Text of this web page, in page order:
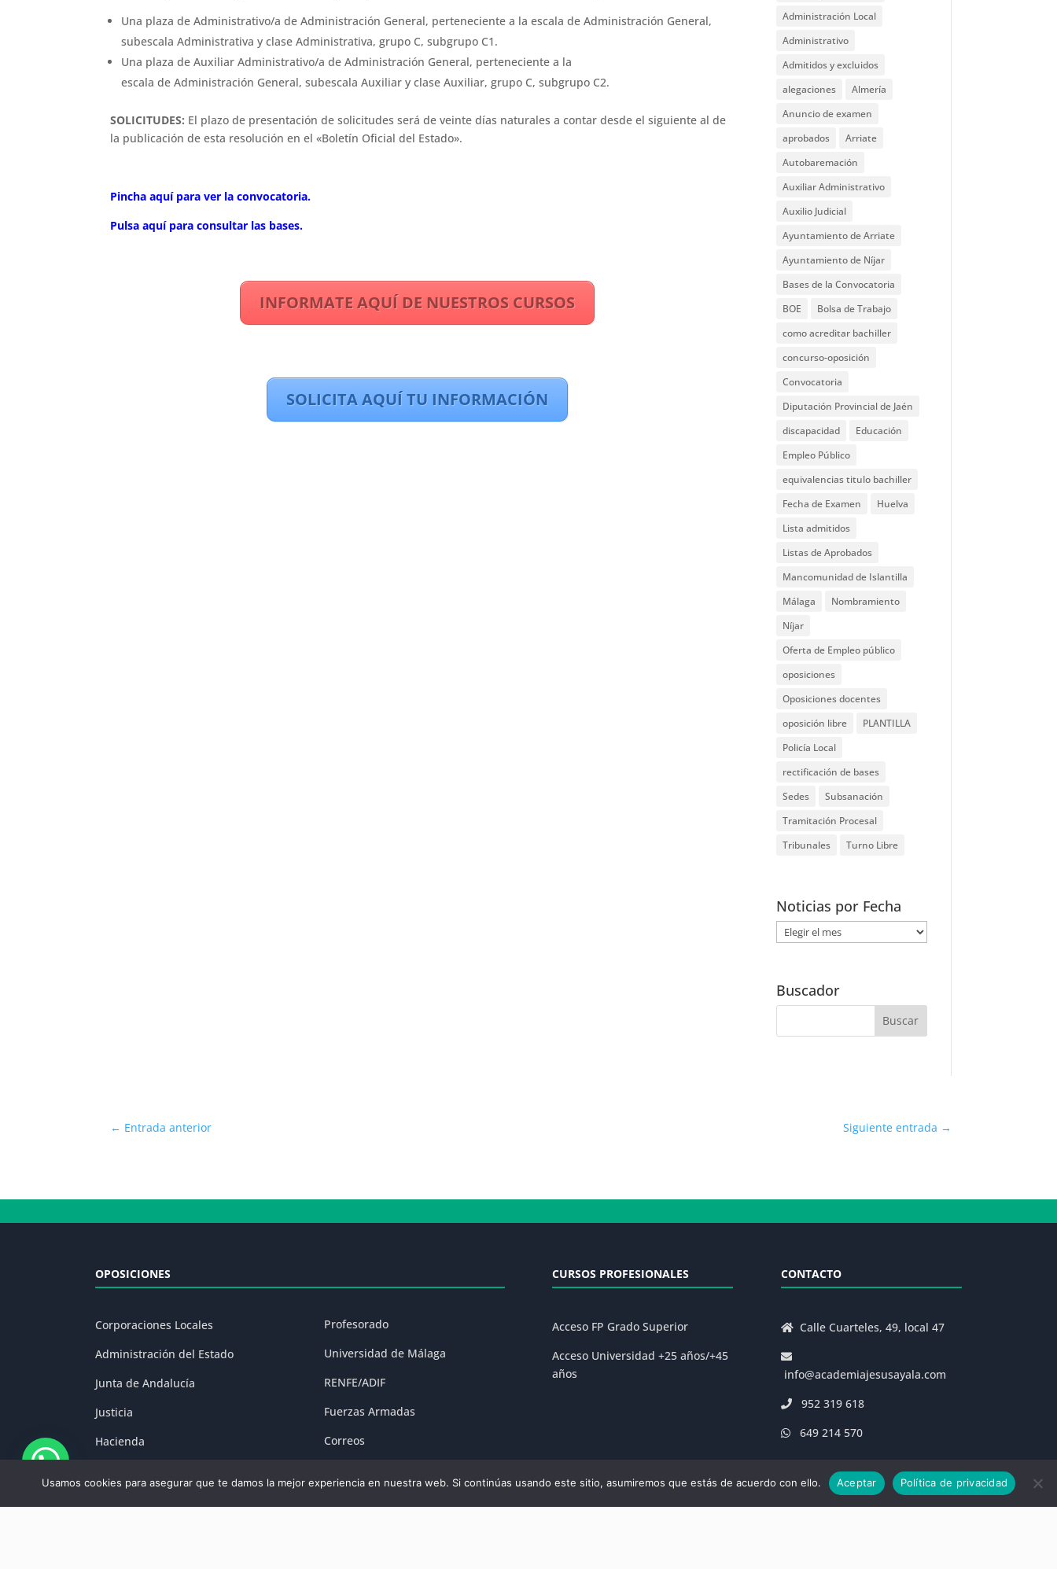
Una plaza de Administrativo/a de Administración General, perteneciente a la escala de Administración General,
subescala Administrativa y clase Administrativa, grupo C, subgrupo C1.
Una plaza de Auxiliar Administrativo/a de Administración General, perteneciente a la
escala de Administración General, subescala Auxiliar y clase Auxiliar, grupo C, subgrupo C2.
SOLICITUDES: El plazo de presentación de solicitudes será de veinte días naturales a contar desde el siguiente al de
la publicación de esta resolución en el «Boletín Oficial del Estado».
Pincha aquí para ver la convocatoria.
Pulsa aquí para consultar las bases.
INFORMATE AQUÍ DE NUESTROS CURSOS
SOLICITA AQUÍ TU INFORMACIÓN
Administración Local
Administrativo
Admitidos y excluidos
alegaciones
Almería
Anuncio de examen
aprobados
Arriate
Autobaremación
Auxiliar Administrativo
Auxilio Judicial
Ayuntamiento de Arriate
Ayuntamiento de Níjar
Bases de la Convocatoria
BOE
Bolsa de Trabajo
como acreditar bachiller
concurso-oposición
Convocatoria
Diputación Provincial de Jaén
discapacidad
Educación
Empleo Público
equivalencias titulo bachiller
Fecha de Examen
Huelva
Lista admitidos
Listas de Aprobados
Mancomunidad de Islantilla
Málaga
Nombramiento
Níjar
Oferta de Empleo público
oposiciones
Oposiciones docentes
oposición libre
PLANTILLA
Policía Local
rectificación de bases
Sedes
Subsanación
Tramitación Procesal
Tribunales
Turno Libre
Noticias por Fecha
Noticias
por
Buscador
← Entrada anterior Siguiente entrada →
OPOSICIONES
Corporaciones Locales
Administración del Estado
Junta de Andalucía
Justicia
Hacienda
Profesorado
Universidad de Málaga
RENFE/ADIF
Fuerzas Armadas
Correos
CURSOS PROFESIONALES
Acceso FP Grado Superior
Acceso Universidad +25 años/+45
años
CONTACTO
Calle Cuarteles, 49, local 47
info@academiajesusayala.com
952 319 618
649 214 570
Usamos cookies para asegurar que te damos la mejor experiencia en nuestra web. Si continúas usando este sitio, asumiremos que estás de acuerdo con ello. Aceptar Política de privacidad